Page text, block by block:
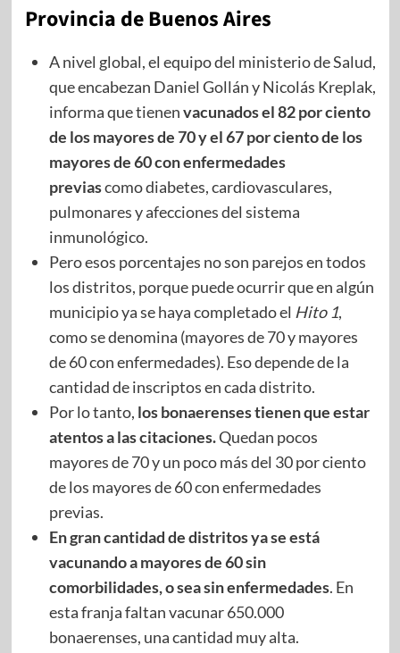
Provincia de Buenos Aires
A nivel global, el equipo del ministerio de Salud,
que encabezan Daniel Gollán y Nicolás Kreplak,
informa que tienenvacunados el 82 por ciento
de los mayores de 70 y el 67 por ciento de los
mayores de 60 con enfermedades
previascomo diabetes, cardiovasculares,
pulmonares y afecciones del sistema
inmunológico.
Pero esos porcentajes no son parejos en todos
los distritos, porque puede ocurrir que en algún
municipio ya se haya completado el Hito 1,
como se denomina (mayores de 70 y mayores
de 60 con enfermedades). Eso depende de la
cantidad de inscriptos en cada distrito.
Por lo tanto, los bonaerenses tienen que estar
atentos a las citaciones.Quedan pocos
mayores de 70 y un poco más del 30 por ciento
de los mayores de 60 con enfermedades
previas.
En gran cantidad de distritos ya se está
vacunando a mayores de 60 sin
comorbilidades, o sea sin enfermedades. En
esta franja faltan vacunar 650.000
bonaerenses, una cantidad muy alta.